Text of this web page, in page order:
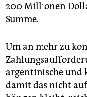
200 Millionen
Summe.
Um an mehr zu
argentinische und
damit das nicht